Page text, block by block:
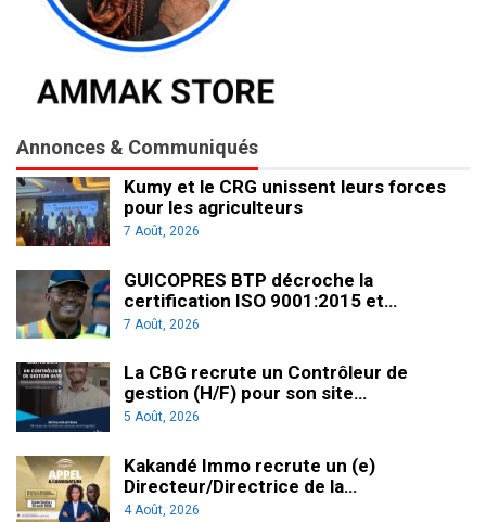
Annonces & Communiqués
Kumy et le CRG unissent leurs forces
pour les agriculteurs
7 Août, 2026
GUICOPRES BTP décroche la
certification ISO 9001:2015 et…
7 Août, 2026
La CBG recrute un Contrôleur de
gestion (H/F) pour son site…
5 Août, 2026
Kakandé Immo recrute un (e)
Directeur/Directrice de la…
4 Août, 2026